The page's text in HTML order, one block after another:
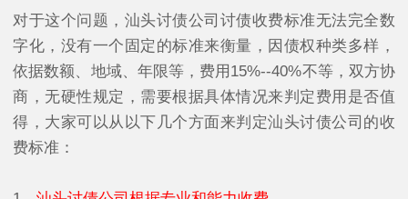
对于这个问题，汕头讨债公司讨债收费标准无法完全数
字化，没有一个固定的标准来衡量，因债权种类多样，
依据数额、地域、年限等，费用15%--40%不等，双方协
商，无硬性规定，需要根据具体情况来判定费用是否值
得，大家可以从以下几个方面来判定汕头讨债公司的收
费标准：